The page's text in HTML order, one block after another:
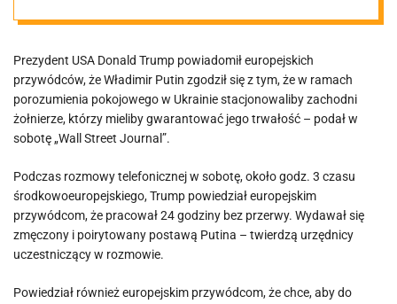
wojsk na
Ukrainie
Prezydent USA Donald Trump powiadomił europejskich
przywódców, że Władimir Putin zgodził się z tym, że w ramach
porozumienia pokojowego w Ukrainie stacjonowaliby zachodni
żołnierze, którzy mieliby gwarantować jego trwałość – podał w
sobotę „Wall Street Journal”.
Podczas rozmowy telefonicznej w sobotę, około godz. 3 czasu
środkowoeuropejskiego, Trump powiedział europejskim
przywódcom, że pracował 24 godziny bez przerwy. Wydawał się
zmęczony i poirytowany postawą Putina – twierdzą urzędnicy
uczestniczący w rozmowie.
Powiedział również europejskim przywódcom, że chce, aby do